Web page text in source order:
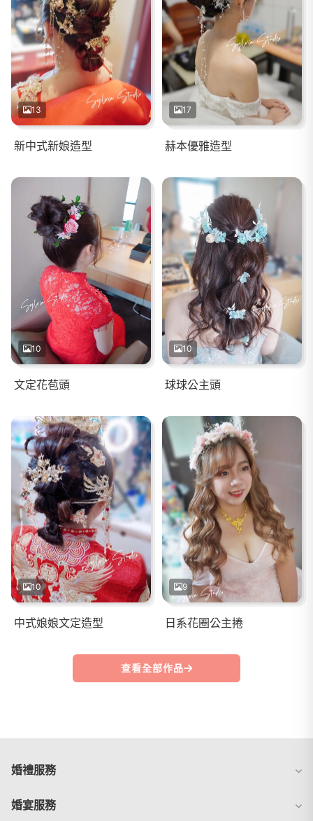
13
新中式新娘造型
17
赫本優雅造型
10
文定花苞頭
10
球球公主頭
10
中式娘娘文定造型
9
日系花圈公主捲
查看全部作品
婚禮服務
婚宴服務